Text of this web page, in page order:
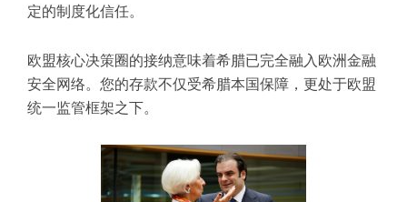
定的制度化信任。
欧盟核心决策圈的接纳意味着希腊已完全融入欧洲金融
安全网络。您的存款不仅受希腊本国保障，更处于欧盟
统一监管框架之下。